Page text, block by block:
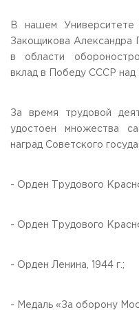
В нашем Университете
Закощикова Александра
в области
вклад в Победу СССР
За время трудовой
удостоен множества
наград Советского
- Орден Трудового
- Орден Трудового
- Орден Ленина, 1944 г.;
- Медаль «За оборону